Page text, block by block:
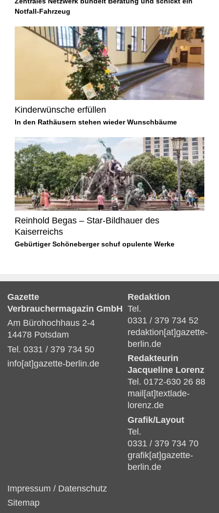
Notfall-Fahrzeug
Kinderwünsche erfüllen
In den Rathäusern stehen wieder Wunschbäume
Reinhold Begas – Star-Bildhauer des
Kaiserreichs
Gebürtiger Schöneberger schuf opulente Werke
Gazette
Verbrauchermagazin GmbH
Am Bürohochhaus 2-4
14478 Potsdam
Tel. 0331 / 379 734 50
info[at]gazette-berlin.de
Redaktion
Tel.
0331 / 379 734 52
redaktion[at]gazette-
berlin.de
Redakteurin
Jacqueline Lorenz
Tel. 0172-630 26 88
mail[at]textlade-
lorenz.de
Grafik/Layout
Tel.
0331 / 379 734 70
grafik[at]gazette-
berlin.de
Impressum / Datenschutz
Sitemap